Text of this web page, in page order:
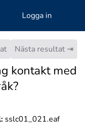
Logga in
Nästa resultat ⇥
kontakt med
sslc01_021.eaf